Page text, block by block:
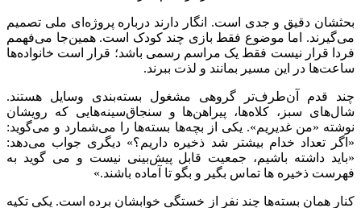
بحثشان دقیق و جدی است. انگار دارند درباره پروژه‌ای ملی تصمیم
می‌گیرند. اما موضوع فقط بازی چند کودک است. همین‌جا می‌فهمم
فردا قرار نیست فقط یک مراسم رسمی باشد؛ قرار است خانواده‌ها
ساعت‌ها در این مسیر بمانند و لذت ببرند.
چند قدم آن‌طرف‌تر گروهی مشغول بسته‌بندی وسایل هستند.
شال‌های سبز، کلاه‌ها، پیراهن‌ها و سنجاق‌سینه‌هایی که رویشان
نوشته «من غدیریم». یکی از بچه‌ها بسته‌ها را می‌شمارد و می‌گوید:
«اگر تعداد خدام بیشتر شد ذخیره داریم؟» دیگری جواب می‌دهد:
«باید داشته باشیم، جمعیت قابل پیش‌بینی نیست و می گوید به
فهرست ذخیره ها تماس بگیر و بگو تا آماده باشند.»
کنار همان بسته‌ها چند نفر از خستگی خوابشان برده است. یکی تکیه